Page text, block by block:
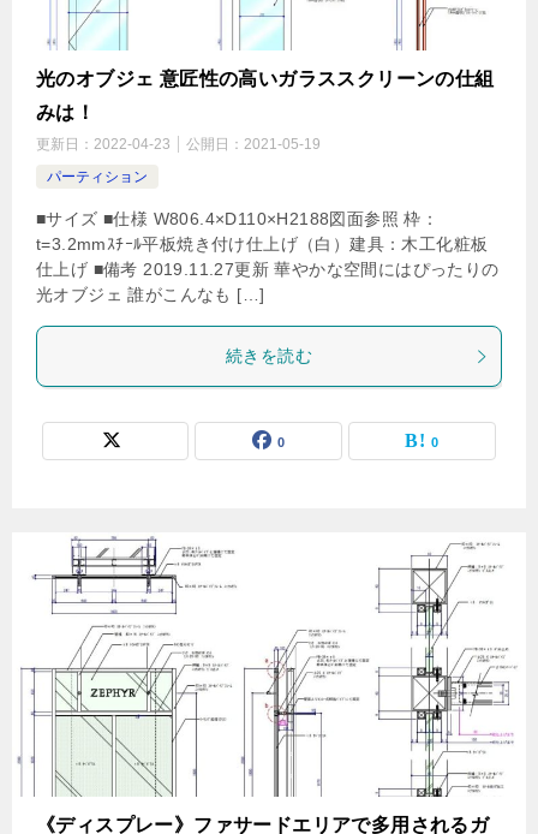
光のオブジェ 意匠性の高いガラススクリーンの仕組
みは！
更新日： 2022-04-23 公開日： 2021-05-19
パーティション
■サイズ ■仕様 W806.4×D110×H2188図面参照 枠：
t=3.2mmｽﾁｰﾙ平板焼き付け仕上げ（白）建具：木工化粧板
仕上げ ■備考 2019.11.27更新 華やかな空間にはぴったりの
光オブジェ 誰がこんなも […]
続きを読む
0 0
《ディスプレー》ファサードエリアで多用されるガ